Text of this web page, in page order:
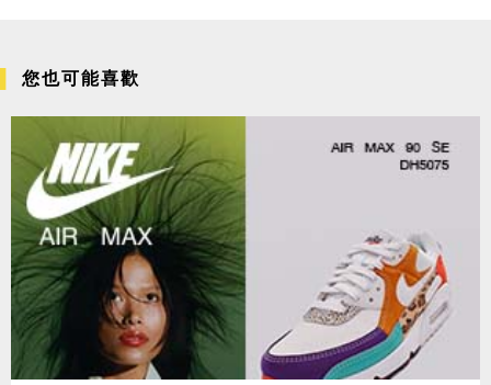
您也可能喜歡